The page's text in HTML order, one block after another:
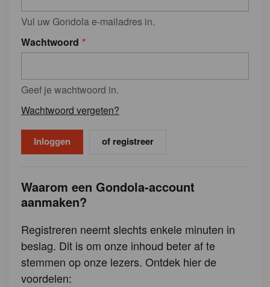
Vul uw Gondola e-mailadres in.
Wachtwoord
Geef je wachtwoord in.
Wachtwoord vergeten?
of registreer
Waarom een Gondola-account
aanmaken?
Registreren neemt slechts enkele minuten in
beslag. Dit is om onze inhoud beter af te
stemmen op onze lezers. Ontdek hier de
voordelen: